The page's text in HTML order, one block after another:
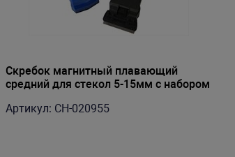
Скребок магнитный плавающий
средний для стекол 5-15мм с набором
Артикул: CH-020955